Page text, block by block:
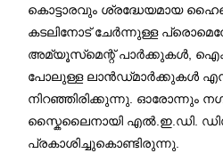
കൊട്ടാരവും ശ്രദ്ധേയമായ
കടലിനോട് ചേർന്നുള്ള
അമ്യൂസ്‌മെന്റ് പാർക്കുകൾ,
പോലുള്ള ലാൻഡ്‌മാർക്കുകൾ
നിറഞ്ഞിരിക്കുന്നു. ഓരോന്നും
സ്കൈലൈനായി എൽ.ഇ.ഡി.
പ്രകാശിച്ചുകൊണ്ടിരുന്നു.